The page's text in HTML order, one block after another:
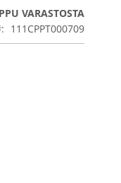
VARASTOSTA
111CPPT000709